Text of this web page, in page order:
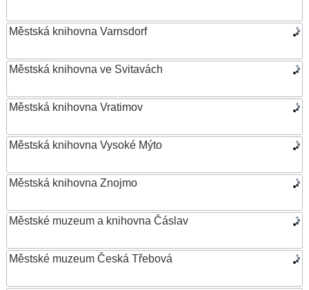
Městská knihovna Varnsdorf
Městská knihovna ve Svitavách
Městská knihovna Vratimov
Městská knihovna Vysoké Mýto
Městská knihovna Znojmo
Městské muzeum a knihovna Čáslav
Městské muzeum Česká Třebová